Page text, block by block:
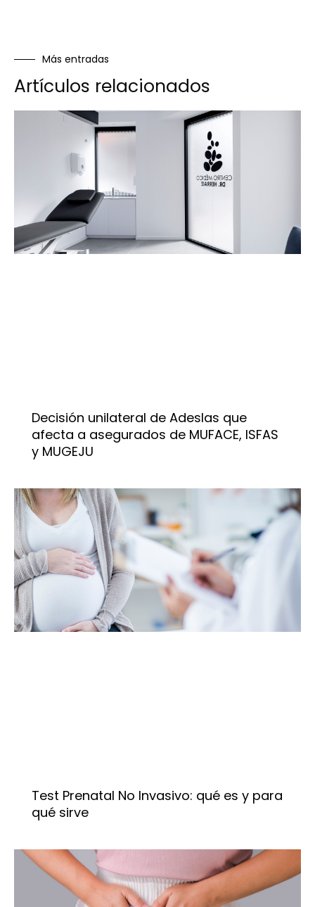
Más entradas
Artículos relacionados
Decisión unilateral de Adeslas que
afecta a asegurados de MUFACE, ISFAS
y MUGEJU
Test Prenatal No Invasivo: qué es y para
qué sirve